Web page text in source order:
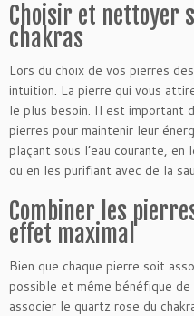
Choisir et nettoyer
chakras
Lors du choix de vos pierres
intuition. La pierre qui vous
le plus besoin. Il est important
pierres pour maintenir leur
plaçant sous l’eau courante,
ou en les purifiant avec de la
Combiner les
effet maximal
Bien que chaque pierre soit
possible et même bénéfique
associer le quartz rose du